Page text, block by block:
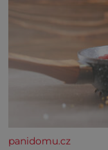
panidomu.cz